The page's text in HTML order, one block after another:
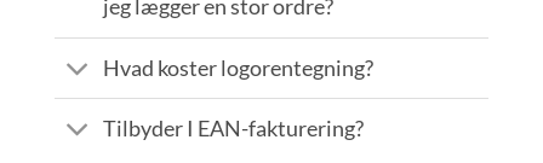
jeg lægger en stor ordre?
Hvad koster logorentegning?
Tilbyder I EAN-fakturering?